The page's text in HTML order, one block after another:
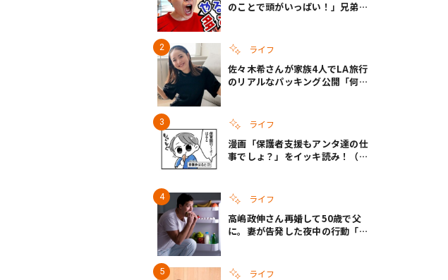
のことで頭がいっぱい！」兄弟夏
ライフ
佐々木希さんが家族4人でLA旅行
のリアルなパッキング公開「何が
ライフ
漫画「保護者支援もアンタ達の仕
事でしょ？」をイッキ読み！（右
ライフ
高嶋政伸さん再婚して50歳で父
に。妻が告発した夜中の行動「こ
ライフ